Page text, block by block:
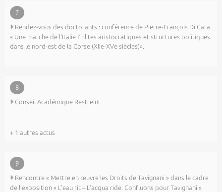
7
Rendez-vous des doctorants : conférence de Pierre-François Di Cara
« Une marche de l'Italie ? Elites aristocratiques et structures politiques
dans le nord-est de la Corse (XIIe-XVe siècles)».
8
Conseil Académique Restreint
+ 1 autres actus
9
Rencontre « Mettre en œuvre les Droits de Tavignani » dans le cadre
de l’exposition « L’eau rit – L’acqua ride. Confluons pour Tavignani »